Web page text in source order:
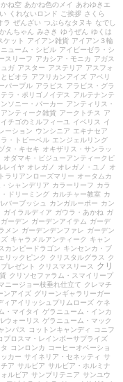
かね空 あかね色のメイ
あわゆきエ
くれないロンド ご挨拶 さくら
ラ ぜんざい つぶらなタヌキ なでし
んちゃん みさき ゆうぜん
ゆくは
ケット アイアン雑貨 アイアン３輪
ューム・シビル アイビーゼラ・シ
スリーフ アカシア・モニカ アガス
ガ アスター アステリア アスフォ
ビオラ アフリカンアイズ アベリ
パープル アラビス
アラビス・グラ
ラ・ポリゴノイデス
アルテナンテ
ンソニー・パーカー アンティリス・
アンティーク雑貨 アークトチス
ア
イチゴのミルフィーユ イベリス
イ
ーション ウンシニア エキナセア
・トビーベル エンジェルリング
タ・キセキ オキザリス・サンラッ
オダマキ・ビジューアンティークピ
レイヤ オレガノ オレガノ・ユノ
オ
ラリアンローズマリー オータムカ
シャンデリア カラーリーフ カラ
ドリーミング カルチャー教室 カ
バーブッシュ カンガルーポー カン
ガイラルディア ガウラ・あかね ガ
ガーデン ガーデンアイテム ガーデ
メン ガーデンデンファレ ガーデン
キャラメルアンティーク
キャン
カンピードラゴン キンセンカ・ブ
リックピンク クリスタルグラス
ク
レゼント クリスマスリース
クリ
クリソセファラム・スマイリープ
ニージョー枝垂れ仕立て クレマチ
ンアイズ グリーンギャラリーガー
ィアイリッシュプリムローズ ケネ
・マイタイ ゲラニューム・インカ
ウォーリス ゲラニューム・マック
ンパス コットンキャンディ
コニフ
プロスマ・レインボーサプライズ
コンロンカ
コーヒーオベーショ
カー サイネリア・セネッティ サ
ア サルビア サルビア・ホルミナ
ルビア サンブリテニア サンユウ